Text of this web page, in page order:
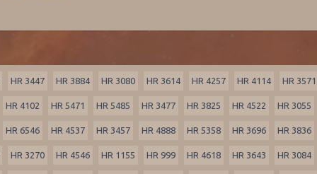
HR 3447 HR 3884 HR 3080 HR 3614 HR 4257 HR 4114 HR 3571
HR 4102 HR 5471 HR 5485 HR 3477 HR 3825 HR 4522 HR 3055
HR 6546 HR 4537 HR 3457 HR 4888 HR 5358 HR 3696 HR 3836
HR 3270 HR 4546 HR 1155 HR 999 HR 4618 HR 3643 HR 3084